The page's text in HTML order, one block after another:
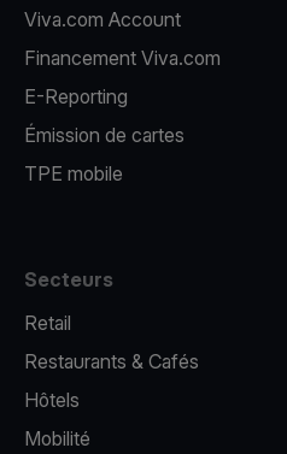
Viva.com Account
Financement Viva.com
E-Reporting
Émission de cartes
TPE mobile
Secteurs
Retail
Restaurants & Cafés
Hôtels
Mobilité